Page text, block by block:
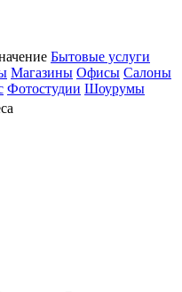
Бытовые услуги
Магазины Офисы Салоны
Фотостудии Шоурумы